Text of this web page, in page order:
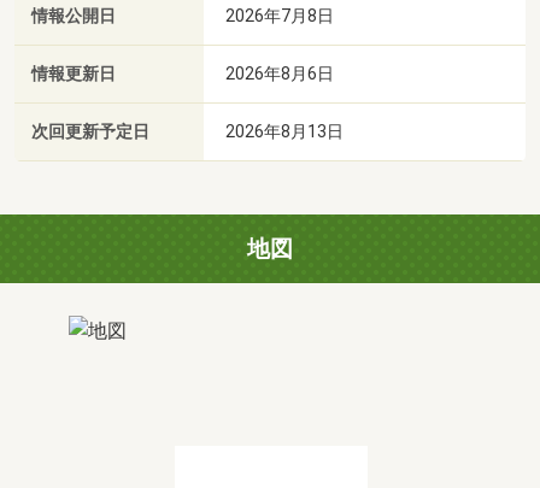
情報公開日 2026年7月8日
情報更新日 2026年8月6日
次回更新予定日 2026年8月13日
地図